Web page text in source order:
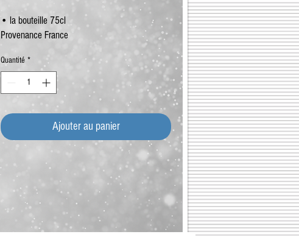
• la bouteille 75cl
Provenance France
Quantité *
Ajouter au panier